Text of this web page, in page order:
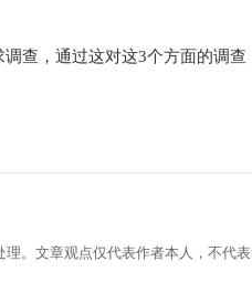
查，通过这对这3个方面的调查
。文章观点仅代表作者本人，不代表